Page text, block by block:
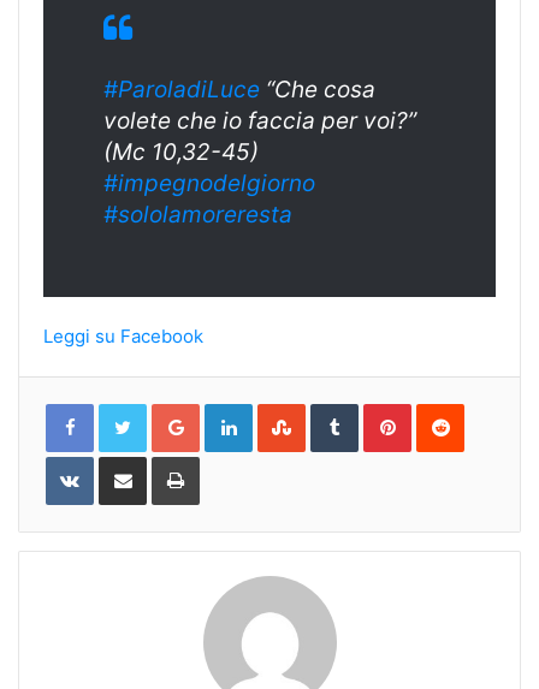
#ParoladiLuce “Che cosa
volete che io faccia per voi?”
(Mc 10,32-45)
#impegnodelgiorno
#sololamoreresta
Leggi su Facebook
Google+LinkedInStumbleUpon
TumblrPinterestReddit
VKontakteShare
Email
Print